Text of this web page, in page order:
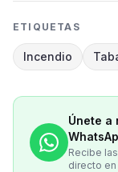
ETIQUETAS
Incendio
Únete a
Recibe
directo